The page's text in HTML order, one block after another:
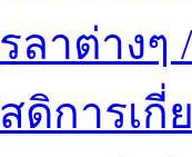
ลาต่างๆ
ดิการเ